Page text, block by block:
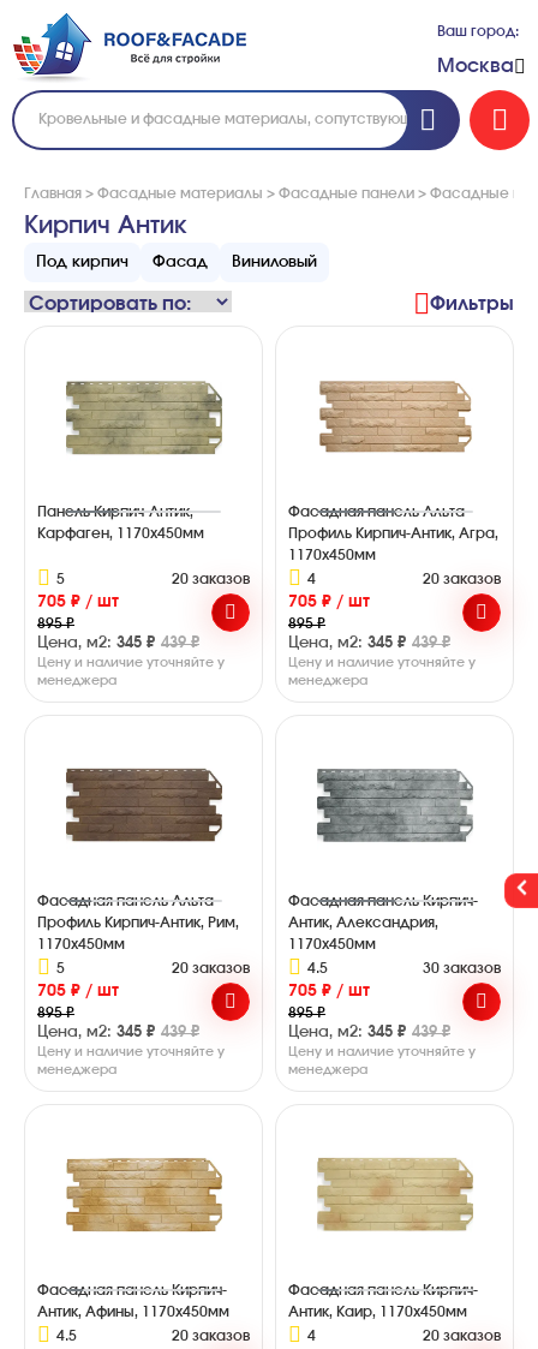
Ваш город:
Москва
Главная > Фасадные материалы > Фасадные панели > Фасадные
Кирпич Антик
Под кирпич Фасад Виниловый
Фильтры
Панель Кирпич-Антик,
Карфаген, 1170х450мм
5 20 заказов
705 ₽ / шт
895 ₽
Цена, м2: 345 ₽ 439 ₽
Цену и наличие уточняйте у
менеджера
Фасадная панель Альта-
Профиль Кирпич-Антик, Агра,
1170х450мм
4
20 заказов
705 ₽ / шт
895 ₽
Цена, м2: 345 ₽ 439 ₽
Цену и наличие уточняйте у
менеджера
Фасадная панель Альта-
Профиль Кирпич-Антик, Рим,
1170х450мм
5
20 заказов
705 ₽ / шт
895 ₽
Цена, м2: 345 ₽ 439 ₽
Цену и наличие уточняйте у
менеджера
Фасадная панель Кирпич-
Антик, Александрия,
1170х450мм
4.5
30 заказов
705 ₽ / шт
895 ₽
Цена, м2: 345 ₽ 439 ₽
Цену и наличие уточняйте у
менеджера
Фасадная панель Кирпич-
Антик, Афины, 1170х450мм
4.5
20 заказов
Фасадная панель Кирпич-
Антик, Каир, 1170х450мм
4
20 заказов